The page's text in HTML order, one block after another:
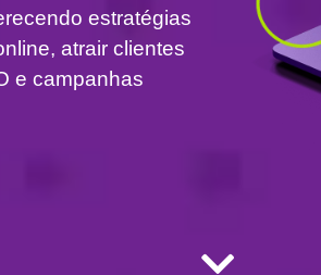
estratégias
atrair clientes
e campanhas